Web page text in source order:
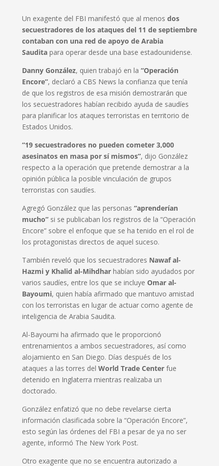
Un exagente del FBI manifestó que al menos dos
secuestradores de los ataques del 11 de septiembre
contaban con una red de apoyo de Arabia
Sauditapara operar desde una base estadounidense.
Danny González, quien trabajó en la “Operación
Encore”, declaró a CBS News la confianza que tenía
de que los registros de esa misión demostrarán que
los secuestradores habían recibido ayuda de saudíes
para planificar los ataques terroristas en territorio de
Estados Unidos.
“19 secuestradores no pueden cometer 3,000
asesinatos en masa por sí mismos”, dijo González
respecto a la operación que pretende demostrar a la
opinión pública la posible vinculación de grupos
terroristas con saudíes.
Agregó González que las personas “aprenderían
mucho”si se publicaban los registros de la “Operación
Encore” sobre el enfoque que se ha tenido en el rol de
los protagonistas directos de aquel suceso.
También reveló que los secuestradores Nawaf al-
Hazmi y Khalid al-Mihdharhabían sido ayudados por
varios saudíes, entre los que se incluye Omar al-
Bayoumi, quien había afirmado que mantuvo amistad
con los terroristas en lugar de actuar como agente de
inteligencia de Arabia Saudita.
Al-Bayoumi ha afirmado que le proporcionó
entrenamientos a ambos secuestradores, así como
alojamiento en San Diego. Días después de los
ataques a las torres del World Trade Centerfue
detenido en Inglaterra mientras realizaba un
doctorado.
González enfatizó que no debe revelarse cierta
información clasificada sobre la “Operación Encore”,
esto según las órdenes del FBI a pesar de ya no ser
agente, informó The New York Post.
Otro exagente que no se encuentra autorizado a